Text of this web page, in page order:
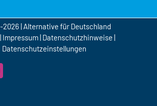
2026 | Alternative für Deutschland
| Impressum| Datenschutzhinweise |
Datenschutzeinstellungen